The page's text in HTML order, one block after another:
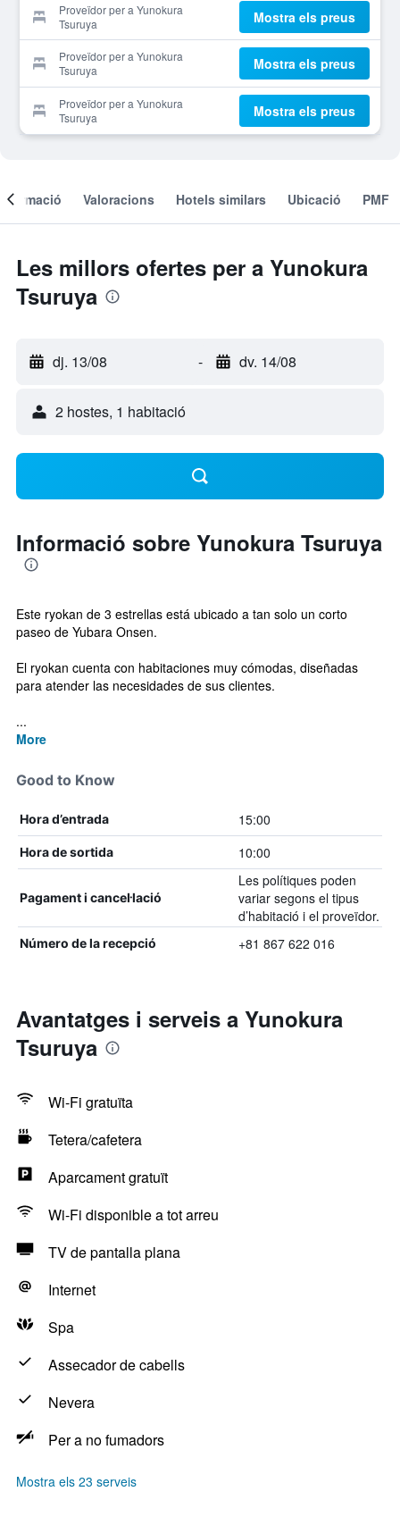
Proveïdor per a Yunokura
Tsuruya
Mostra els preus
Proveïdor per a Yunokura
Tsuruya
Mostra els preus
Proveïdor per a Yunokura
Tsuruya
Mostra els preus
Valoracions Hotels similars Ubicació PMF
Les millors ofertes per a Yunokura
Tsuruya
dj. 13/08 - dv. 14/08
2 hostes, 1 habitació
Informació sobre Yunokura Tsuruya
Este ryokan de 3 estrellas está ubicado a tan solo un corto
paseo de Yubara Onsen.
El ryokan cuenta con habitaciones muy cómodas, diseñadas
para atender las necesidades de sus clientes.
...
More
Good to Know
Hora d’entrada 15:00
Hora de sortida 10:00
Pagament i cancel·lació
Les polítiques poden
variar segons el tipus
d’habitació i el proveïdor.
Número de la recepció +81 867 622 016
Avantatges i serveis a Yunokura
Tsuruya
Wi-Fi gratuïta
Tetera/cafetera
Aparcament gratuït
Wi-Fi disponible a tot arreu
TV de pantalla plana
Internet
Spa
Assecador de cabells
Nevera
Per a no fumadors
Mostra els 23 serveis